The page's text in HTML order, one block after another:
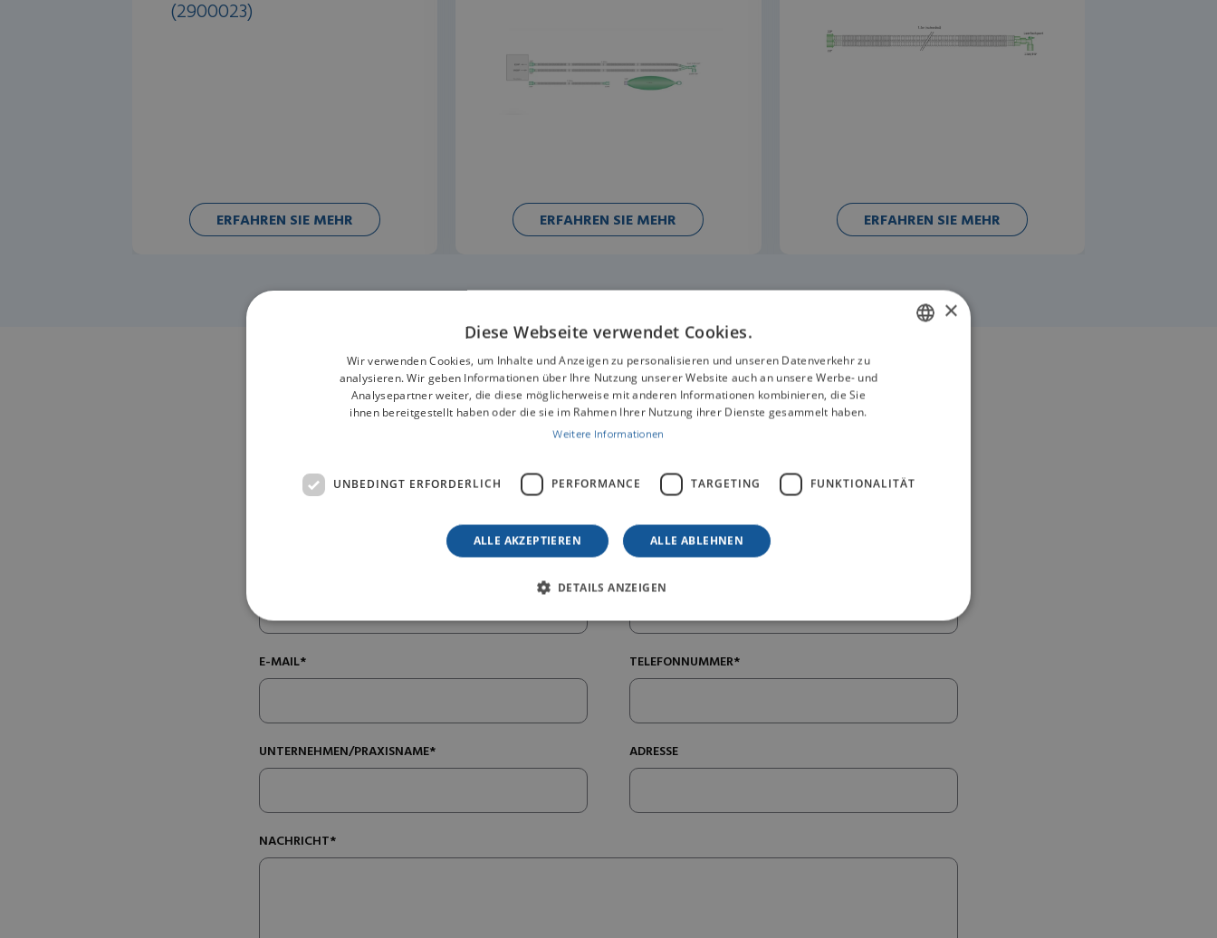
ERFAHREN SIE MEHR ERFAHREN SIE MEHR ERFAHREN SIE MEHR
Kontaktieren Sie uns für
Informationen
E-MAIL* TELEFONNUMMER*
UNTERNEHMEN/PRAXISNAME* ADRESSE
NACHRICHT*
×
Diese Webseite verwendet Cookies.
Wir verwenden Cookies, um Inhalte und Anzeigen zu personalisieren und unseren Datenverkehr zu
analysieren. Wir geben Informationen über Ihre Nutzung unserer Website auch an unsere Werbe- und
Analysepartner weiter, die diese möglicherweise mit anderen Informationen kombinieren, die Sie
ihnen bereitgestellt haben oder die sie im Rahmen Ihrer Nutzung ihrer Dienste gesammelt haben.
Weitere Informationen
UNBEDINGT ERFORDERLICH PERFORMANCE TARGETING FUNKTIONALITÄT
ALLE AKZEPTIEREN ALLE ABLEHNEN
DETAILS ANZEIGEN